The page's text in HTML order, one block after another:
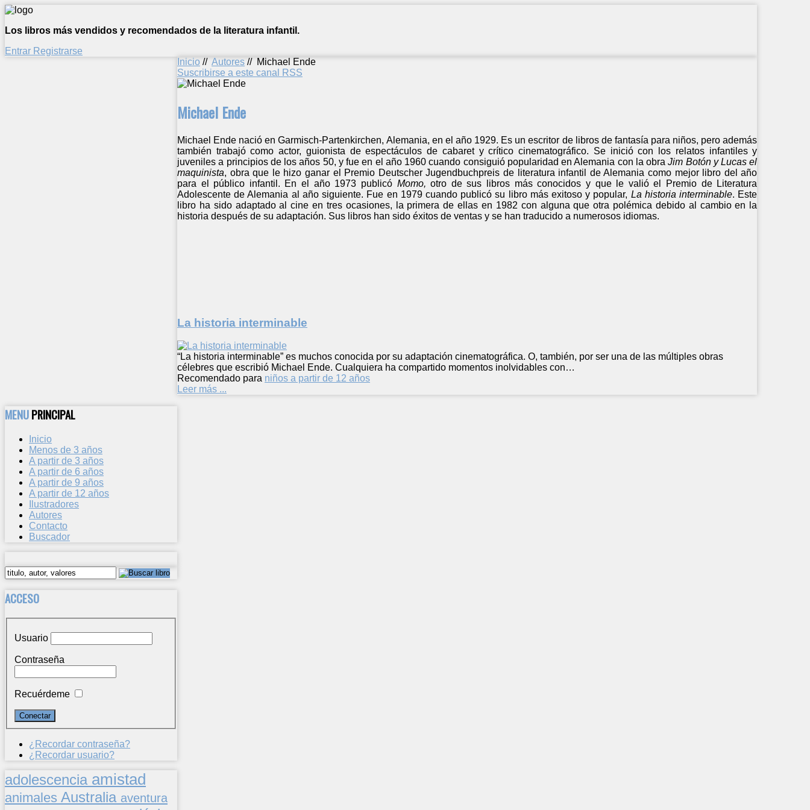
Los libros más vendidos y recomendados de la literatura infantil.
Entrar Registrarse
Inicio // Autores // Michael Ende
Suscribirse a este canal RSS
Michael Ende
Michael Ende nació en Garmisch-Partenkirchen, Alemania, en el año 1929. Es un escritor de libros de fantasía para niños, pero además
también trabajó como actor, guionista de espectáculos de cabaret y crítico cinematográfico. Se inició con los relatos infantiles y
juveniles a principios de los años 50, y fue en el año 1960 cuando consiguió popularidad en Alemania con la obraJim Botón y Lucas el
maquinista, obra que le hizo ganar el Premio Deutscher Jugendbuchpreis de literatura infantil de Alemania como mejor libro del año
para el público infantil. En el año 1973 publicó Momo,otro de sus libros más conocidos y que le valióel Premio de Literatura
Adolescente de Alemania al año siguiente. Fue en 1979 cuando publicó su libro más exitoso y popular, La historia interminable. Este
libro ha sido adaptado al cine en tres ocasiones, la primera de ellas en 1982 con alguna que otra polémica debido al cambio en la
historia después de su adaptación. Sus libros han sido éxitos de ventas y se han traducido a numerosos idiomas.
La historia interminable
“La historia interminable” es muchos conocida por su adaptación cinematográfica. O, también, por ser una de las múltiples obras
célebres que escribió Michael Ende. Cualquiera ha compartido momentos inolvidables con…
Recomendado para niños a partir de 12 años
Leer más ...
MENUPRINCIPAL
Inicio
Menos de 3 años
A partir de 3 años
A partir de 6 años
A partir de 9 años
A partir de 12 años
Ilustradores
Autores
Contacto
Buscador
ACCESO
Usuario
Contraseña
Recuérdeme
¿Recordar contraseña?
¿Recordar usuario?
adolescencia amistad
animales Australia aventura